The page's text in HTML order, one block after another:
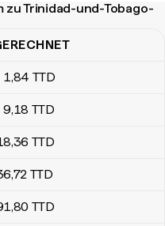
zu Trinidad-und-Tobago-
Trinidad-und-Tobago-Dollar
1,84 TTD
9,18 TTD
,36 TTD
,72 TTD
,80 TTD